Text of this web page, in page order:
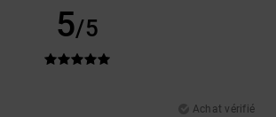
5/5
Achat vérifié